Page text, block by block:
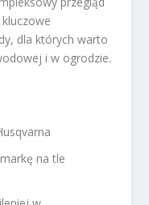
dla których warto
i w ogrodzie.
na tle